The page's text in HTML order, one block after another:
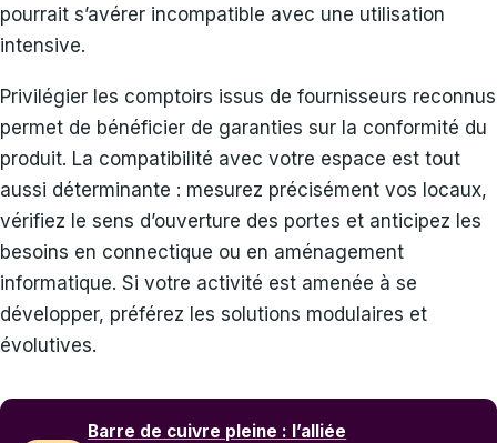
pourrait s’avérer incompatible avec une utilisation
intensive.
Privilégier les comptoirs issus de fournisseurs reconnus
permet de bénéficier de garanties sur la conformité du
produit. La compatibilité avec votre espace est tout
aussi déterminante : mesurez précisément vos locaux,
vérifiez le sens d’ouverture des portes et anticipez les
besoins en connectique ou en aménagement
informatique. Si votre activité est amenée à se
développer, préférez les solutions modulaires et
évolutives.
Barre de cuivre pleine : l’alliée